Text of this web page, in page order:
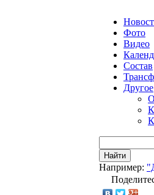
Фото
Видео
Состав
Другое
Найти
Например: